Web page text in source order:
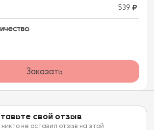
539
Заказать
свой отзыв
никто не оставил отзыв на этой